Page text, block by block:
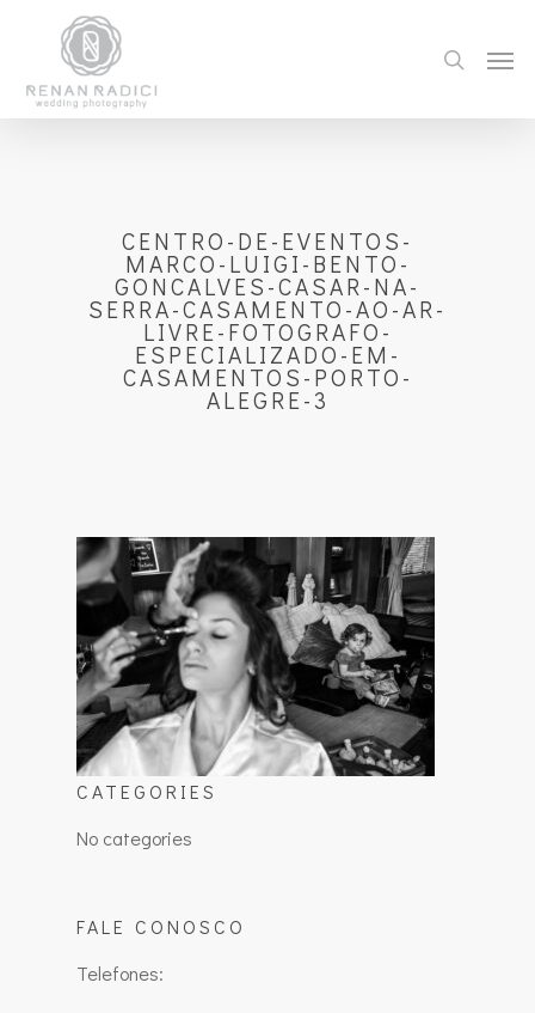
CENTRO-DE-EVENTOS-
MARCO-LUIGI-BENTO-
GONCALVES-CASAR-NA-
SERRA-CASAMENTO-AO-AR-
LIVRE-FOTOGRAFO-
ESPECIALIZADO-EM-
CASAMENTOS-PORTO-
ALEGRE-3
CATEGORIES
No categories
FALE CONOSCO
Telefones: